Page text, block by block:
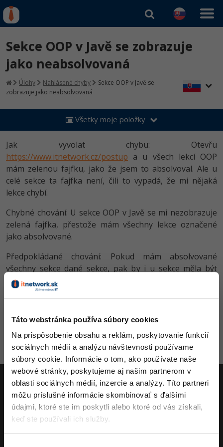
Táto webstránka používa súbory cookies
Na prispôsobenie obsahu a reklám, poskytovanie funkcií
sociálnych médií a analýzu návštevnosti používame
súbory cookie. Informácie o tom, ako používate naše
webové stránky, poskytujeme aj našim partnerom v
oblasti sociálnych médií, inzercie a analýzy. Títo partneri
môžu príslušné informácie skombinovať s ďalšími
údajmi, ktoré ste im poskytli alebo ktoré od vás získali,
keď ste používali ich služby.
Rekvalifikačné kurzy
hradené úradom práce
Kurzy programovania
Ako začať?
-80%
C# .NET -80%
Python -80%
PHP -80%
C++ -80%
Swift -80%
Kotlin
VB.NET
SQL
UML -80%
Algoritmy -41%
Umelá inteligencia
Testovanie softvéru
Marketing -30%
WordPress
UX
Business
Copywriting -30%
MS Office
Time management
Fórum
Linux a UNIX
Siete
Kurzy dizajnu
HTML/CSS
Photoshop -80%
Adobe Lightroom -30%
Adobe XD
Adobe InDesign -25%
Adobe After Effects
Inkscape
Fotografovanie -80%
Video
Ostatné
Blog
Kariéra
Prihlásiť sa | Registrovať
Sekce OOP v Javě se zobrazuje
jako neabsolvovaná
Úlohy Nahlásené chyby
Sekce OOP v Javě se
zobrazuje jako neabsolvovaná
Všetky moje položky
Jak vyvolat chybu: Otevřu
https://www.itnetwork.cz/postup a u všech lekcí OOP
mám zelenou fajfku, jako že jsem to absolvoval. Ale u
celé sekce ta fajfka není, čili to vypadá, že mi nějaká
lekce chybí.
Chybné chování: U sekce OOP v Javě se mi nezobrazuje
zelená fajfka, přestože mám všechny lekce označené
jako absolvované.
Předpokládané chování: Pokud mám absolvované
všechny sekce dané sekce, pak by i u sekce měla být
zelená fajfka (tak to mám u základů, i u Swing).
8.4.2020 21:15 Zamietnuté
Aktivity
ITnetwork.sk
Učíme národ IT